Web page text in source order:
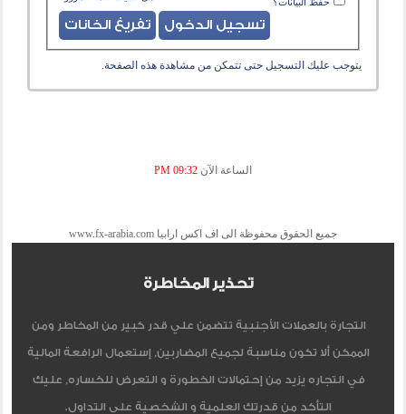
يتوجب عليك التسجيل حتى تتمكن من مشاهدة هذه الصفحة.
الساعة الآن 09:32 PM
جميع الحقوق محفوظة الى اف اكس ارابيا www.fx-arabia.com
تحذير المخاطرة
التجارة بالعملات الأجنبية تتضمن علي قدر كبير من المخاطر ومن
الممكن ألا تكون مناسبة لجميع المضاربين, إستعمال الرافعة المالية
في التجاره يزيد من إحتمالات الخطورة و التعرض للخساره, عليك
التأكد من قدرتك العلمية و الشخصية على التداول.